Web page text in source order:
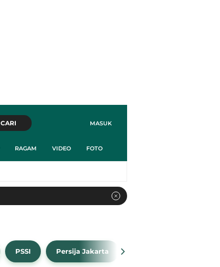
MASUK
CARI
RAGAM VIDEO FOTO
PSSI Persija Jakarta